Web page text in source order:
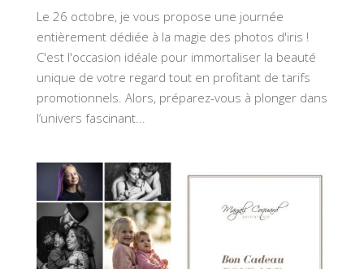
Le 26 octobre, je vous propose une journée
entièrement dédiée à la magie des photos d'iris !
C'est l'occasion idéale pour immortaliser la beauté
unique de votre regard tout en profitant de tarifs
promotionnels. Alors, préparez-vous à plonger dans
l’univers fascinant...